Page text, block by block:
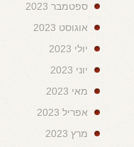
ספטמבר 2023
אוגוסט 2023
יולי 2023
יוני 2023
מאי 2023
אפריל 2023
מרץ 2023